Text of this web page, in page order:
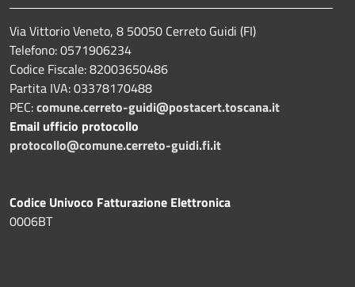
Via Vittorio Veneto, 8 50050 Cerreto Guidi (FI)
Telefono: 0571906234
Codice Fiscale: 82003650486
Partita IVA: 03378170488
PEC:comune.cerreto-guidi@postacert.toscana.it
Email ufficio protocollo
protocollo@comune.cerreto-guidi.fi.it
Codice Univoco Fatturazione Elettronica
0006BT